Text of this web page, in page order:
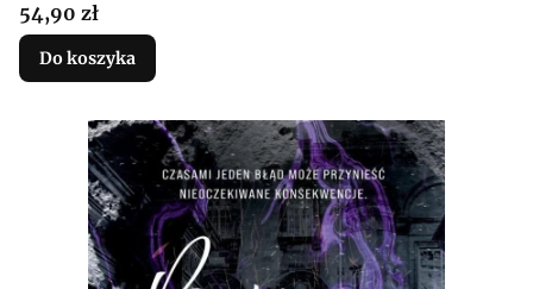
Cena
54,90 zł
Do koszyka